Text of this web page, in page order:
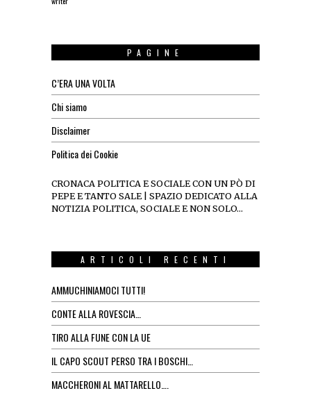
PAGINE
C’ERA UNA VOLTA
Chi siamo
Disclaimer
Politica dei Cookie
CRONACA POLITICA E SOCIALE CON UN PÒ DI
PEPE E TANTO SALE | SPAZIO DEDICATO ALLA
NOTIZIA POLITICA, SOCIALE E NON SOLO…
ARTICOLI RECENTI
AMMUCHINIAMOCI TUTTI!
CONTE ALLA ROVESCIA…
TIRO ALLA FUNE CON LA UE
IL CAPO SCOUT PERSO TRA I BOSCHI…
MACCHERONI AL MATTARELLO….